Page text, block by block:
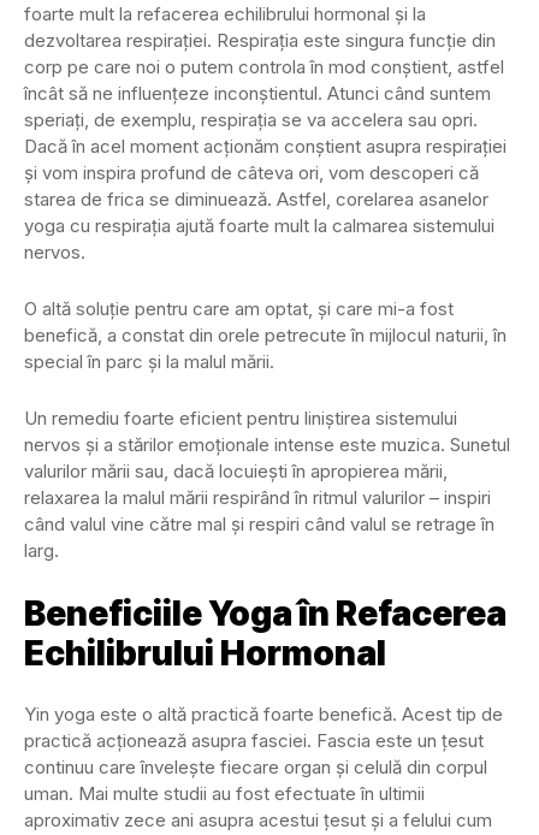
foarte mult la refacerea echilibrului hormonal și la
dezvoltarea respirației. Respiraţia este singura funcţie din
corp pe care noi o putem controla în mod conștient, astfel
încât să ne influențeze inconștientul. Atunci când suntem
speriați, de exemplu, respirația se va accelera sau opri.
Dacă în acel moment acționăm conștient asupra respirației
și vom inspira profund de câteva ori, vom descoperi că
starea de frica se diminuează. Astfel, corelarea asanelor
yoga cu respirația ajută foarte mult la calmarea sistemului
nervos.
O altă soluţie pentru care am optat, și care mi-a fost
benefică, a constat din orele petrecute în mijlocul naturii, în
special în parc și la malul mării.
Un remediu foarte eficient pentru liniștirea sistemului
nervos și a stărilor emoționale intense este muzica. Sunetul
valurilor mării sau, dacă locuiești în apropierea mării,
relaxarea la malul mării respirând în ritmul valurilor – inspiri
când valul vine către mal și respiri când valul se retrage în
larg.
Beneficiile Yoga în Refacerea
Echilibrului Hormonal
Yin yoga este o altă practică foarte benefică. Acest tip de
practică acționează asupra fasciei. Fascia este un țesut
continuu care învelește fiecare organ și celulă din corpul
uman. Mai multe studii au fost efectuate în ultimii
aproximativ zece ani asupra acestui țesut și a felului cum